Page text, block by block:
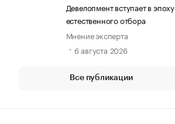
Девелопмент вступает в эпоху
естественного отбора
Мнение эксперта
6 августа 2026
Все публикации